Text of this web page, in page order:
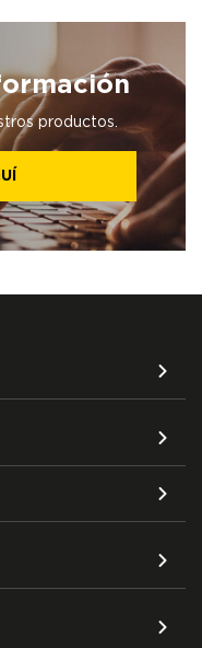
productos.